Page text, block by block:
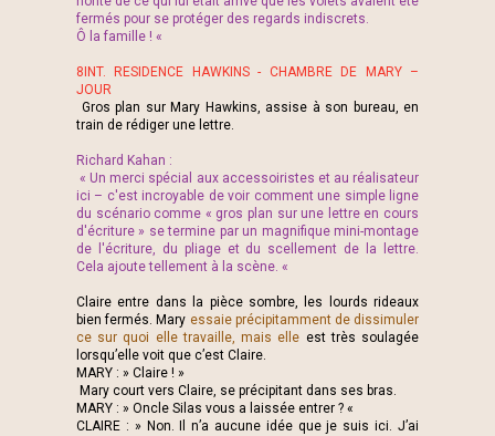
fermés pour se protéger des regards indiscrets.
Ô la famille ! «
8INT. RESIDENCE HAWKINS - CHAMBRE DE MARY –
JOUR
Gros plan sur Mary Hawkins, assise à son bureau, en
train de rédiger une lettre.
Richard Kahan :
« Un merci spécial aux accessoiristes et au réalisateur
ici – c'est incroyable de voir comment une simple ligne
du scénario comme « gros plan sur une lettre en cours
d'écriture » se termine par un magnifique mini-montage
de l'écriture, du pliage et du scellement de la lettre.
Cela ajoute tellement à la scène. «
Claire entre dans la pièce sombre, les lourds rideaux
bien fermés. Mary essaie précipitamment de dissimuler
ce sur quoi elle travaille, mais elle est très soulagée
lorsqu’elle voit que c’est Claire.
MARY : » Claire ! »
Mary court vers Claire, se précipitant dans ses bras.
MARY : » Oncle Silas vous a laissée entrer ? «
CLAIRE : » Non. Il n’a aucune idée que je suis ici. J’ai